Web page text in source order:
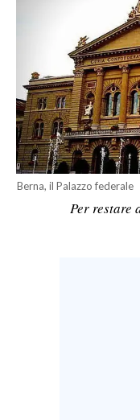
POLITICA
ECONOMIA
SERVIZI ALLE IMPRESE
LAVORO
Berna, il Palazzo federale
Per restare